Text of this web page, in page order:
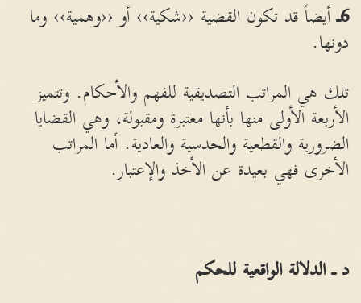
6ـأيضاً قد تكون القضية ‹‹شكية›› أو ‹‹وهمية›› وما
دونها.
تلك هي المراتب التصديقية للفهم والأحكام. وتتميز
الأربعة الأولى منها بأنها معتبرة ومقبولة، وهي القضايا
الضرورية والقطعية والحدسية والعادية. أما المراتب
الأخرى فهي بعيدة عن الأخذ والإعتبار.
د ـ الدلالة الواقعية للحكم